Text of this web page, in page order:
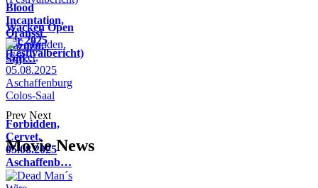
Blood
Incantation,
Oranssi
Pazuzu,
Sijji…
Wacken Open
Air 2025
(Festivalbericht)
Forbidden,
Cervet,
05.08.2025
Aschaffenb…
Prev Next
Movie News